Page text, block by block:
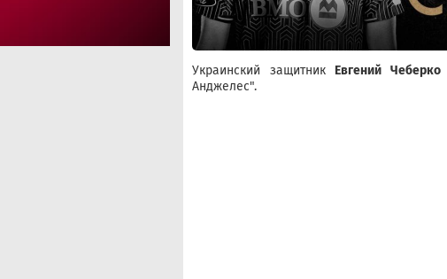
Украинский защитник Евгений Чеберко
Анджелес".